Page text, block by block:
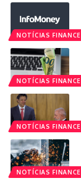
NOTÍCIAS
NOTÍCIAS
NOTÍCIAS
NOTÍCIAS